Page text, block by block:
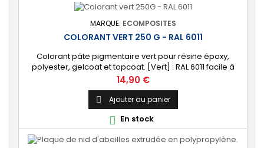
MARQUE: ECOMPOSITES
COLORANT VERT 250 G - RAL 6011
Colorant pâte pigmentaire vert pour résine époxy,
polyester, gelcoat et topcoat. [Vert] : RAL 6011 facile à
mélanger.
Prix
14,90 €
 Ajouter au panier
 En stock